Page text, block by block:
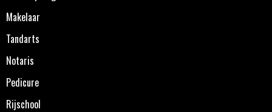
Makelaar
Tandarts
Notaris
Pedicure
Rijschool